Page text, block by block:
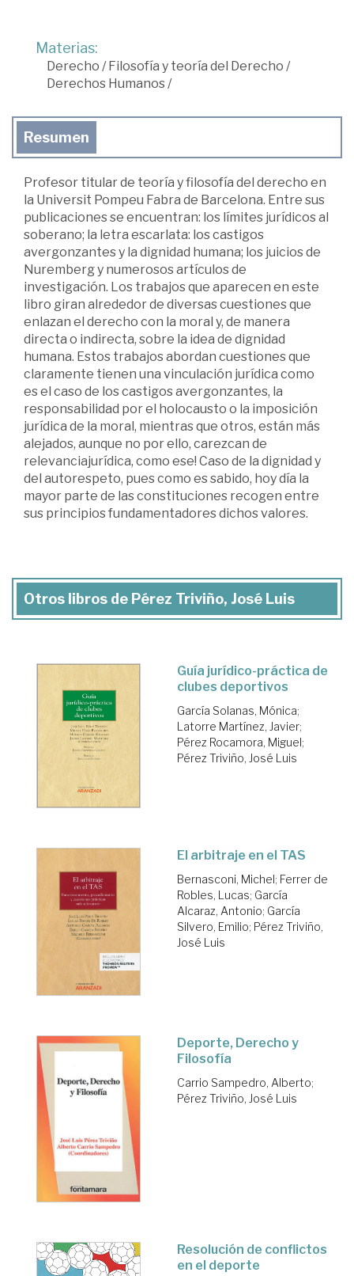
Materias:
Derecho / Filosofía y teoría del Derecho /
Derechos Humanos/
Resumen
Profesor titular de teoría y filosofía del derecho en
la Universit Pompeu Fabra de Barcelona. Entre sus
publicaciones se encuentran: los límites jurídicos al
soberano; la letra escarlata: los castigos
avergonzantes y la dignidad humana; los juicios de
Nuremberg y numerosos artículos de
investigación. Los trabajos que aparecen en este
libro giran alrededor de diversas cuestiones que
enlazan el derecho con la moral y, de manera
directa o indirecta, sobre la idea de dignidad
humana. Estos trabajos abordan cuestiones que
claramente tienen una vinculación jurídica como
es el caso de los castigos avergonzantes, la
responsabilidad por el holocausto o la imposición
jurídica de la moral, mientras que otros, están más
alejados, aunque no por ello, carezcan de
relevanciajurídica, como ese! Caso de la dignidad y
del autorespeto, pues como es sabido, hoy día la
mayor parte de las constituciones recogen entre
sus principios fundamentadores dichos valores.
Otros libros de Pérez Triviño, José Luis
Guía jurídico-práctica de
clubes deportivos
García Solanas, Mónica;
Latorre Martínez, Javier;
Pérez Rocamora, Miguel;
Pérez Triviño, José Luis
El arbitraje en el TAS
Bernasconi, Michel; Ferrer de
Robles, Lucas; García
Alcaraz, Antonio; García
Silvero, Emilio; Pérez Triviño,
José Luis
Deporte, Derecho y
Filosofía
Carrio Sampedro, Alberto;
Pérez Triviño, José Luis
Resolución de conflictos
en el deporte